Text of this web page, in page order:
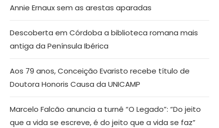
Annie Ernaux sem as arestas aparadas
Descoberta em Córdoba a biblioteca romana mais
antiga da Península Ibérica
Aos 79 anos, Conceição Evaristo recebe título de
Doutora Honoris Causa da UNICAMP
Marcelo Falcão anuncia a turnê “O Legado”: “Do jeito
que a vida se escreve, é do jeito que a vida se faz”